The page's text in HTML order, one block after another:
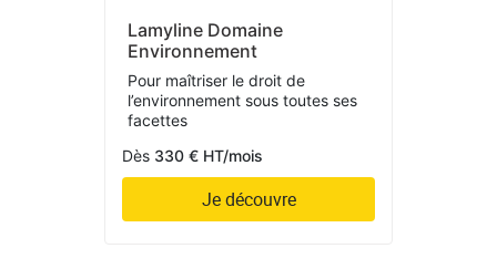
Lamyline Domaine
Environnement
Pour maîtriser le droit de
l’environnement sous toutes ses
facettes
Dès 330 € HT/mois
Je découvre